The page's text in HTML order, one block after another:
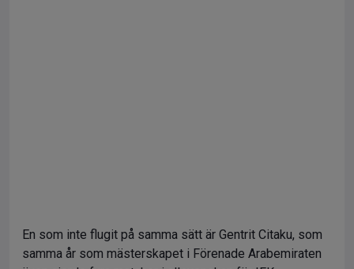
En som inte flugit på samma sätt är Gentrit Citaku, som
samma år som mästerskapet i Förenade Arabemiraten